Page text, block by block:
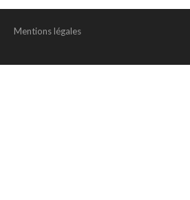
Mentions légales